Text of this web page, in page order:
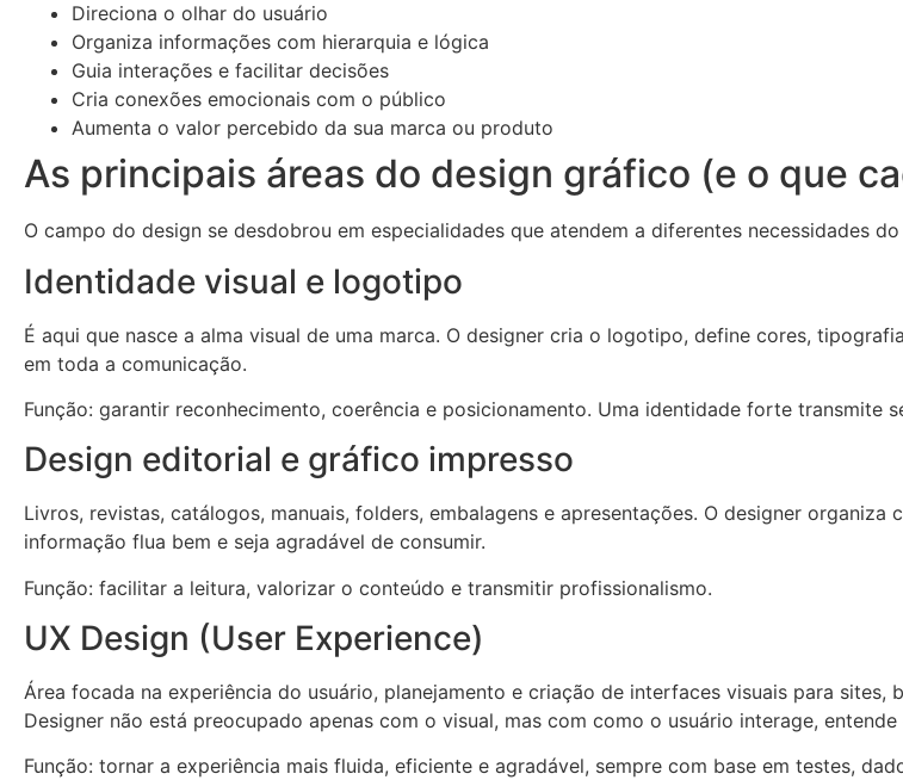
Direciona o olhar do usuário
Organiza informações com hierarquia e lógica
Guia interações e facilitar decisões
Cria conexões emocionais com o público
Aumenta o valor percebido da sua marca ou produto
As principais áreas do design gráfico (e o que
O campo do design se desdobrou em especialidades que atendem a diferentes necessidades
Identidade visual e logotipo
É aqui que nasce a alma visual de uma marca. O designer cria o logotipo, define cores,
em toda a comunicação.
Função: garantir reconhecimento, coerência e posicionamento. Uma identidade forte transmite
Design editorial e gráfico impresso
Livros, revistas, catálogos, manuais, folders, embalagens e apresentações. O designer organiza
informação flua bem e seja agradável de consumir.
Função: facilitar a leitura, valorizar o conteúdo e transmitir profissionalismo.
UX Design (User Experience)
Área focada na experiência do usuário, planejamento e criação de interfaces visuais para sites,
Designer não está preocupado apenas com o visual, mas com como o usuário interage,
Função: tornar a experiência mais fluida, eficiente e agradável, sempre com base em testes,